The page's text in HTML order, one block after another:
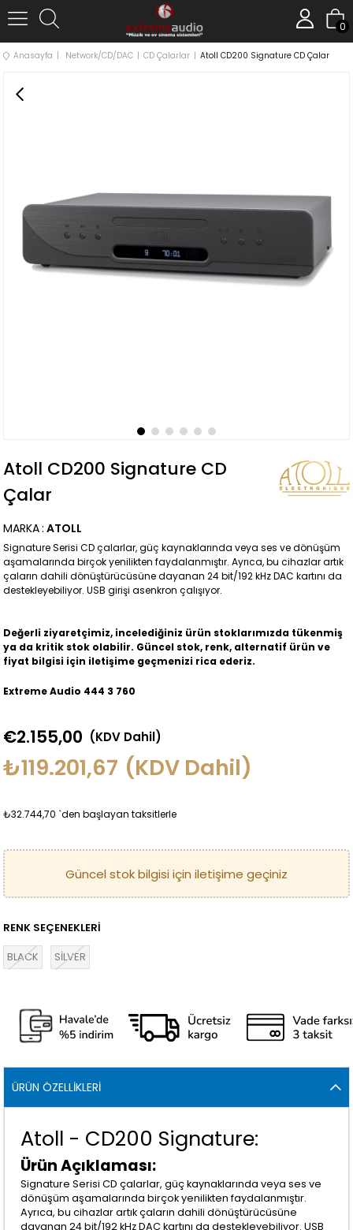
0
Anasayfa Network/CD/DAC CD Çalarlar Atoll CD200 Signature CD Çalar
Atoll CD200 Signature CD
Çalar
MARKA: ATOLL
Signature Serisi CD çalarlar, güç kaynaklarında veya ses ve dönüşüm
aşamalarında birçok yenilikten faydalanmıştır. Ayrıca, bu cihazlar artık
çaların dahili dönüştürücüsüne dayanan 24 bit/192 kHz DAC kartını da
destekleyebiliyor. USB girişi asenkron çalışıyor.
Değerli ziyaretçimiz, incelediğiniz ürün stoklarımızda tükenmiş
ya da kritik stok olabilir. Güncel stok, renk, alternatif ürün ve
fiyat bilgisi için iletişime geçmenizi rica ederiz.
Extreme Audio 444 3 760
€2.155,00 (KDV Dahil)
₺119.201,67 (KDV Dahil)
₺32.744,70 `den başlayan taksitlerle
RENK SEÇENEKLERİ
BLACK
SİLVER
ÜRÜN ÖZELLIKLERI
Atoll - CD200 Signature:
Ürün Açıklaması:
Signature Serisi CD çalarlar, güç kaynaklarında veya ses ve
dönüşüm aşamalarında birçok yenilikten faydalanmıştır.
Ayrıca, bu cihazlar artık çaların dahili dönüştürücüsüne
dayanan 24 bit/192 kHz DAC kartını da destekleyebiliyor. USB